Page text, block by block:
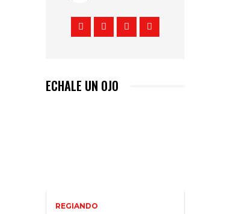
ECHALE UN OJO
REGIANDO